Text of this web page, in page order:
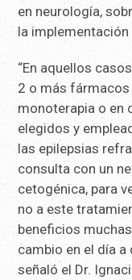
en neurología,
la implementación
“En aquellos
2 o más fármacos
monoterapia o en
elegidos y
las epilepsias
consulta con un
cetogénica, para
no a este
beneficios
cambio en el día a
señaló el Dr.